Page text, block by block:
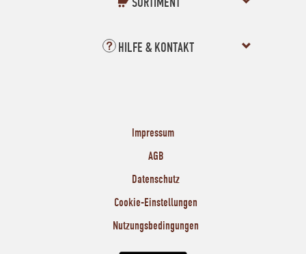
HILFE & KONTAKT
Impressum
AGB
Datenschutz
Cookie-Einstellungen
Nutzungsbedingungen